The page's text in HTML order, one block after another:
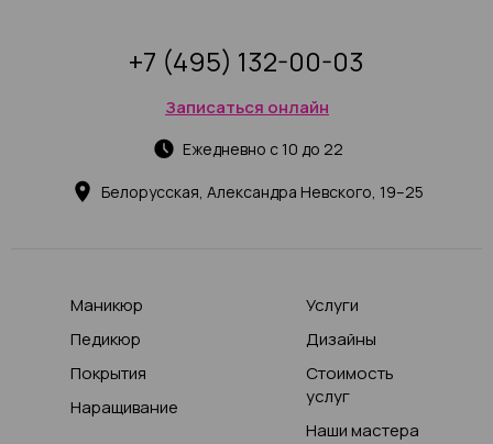
Белорусская, Александра Невского, 19–25
Ежедневно с 10 до 22
Записаться онлайн
+7 (495) 132-00-03
Маникюр
Педикюр
Покрытия
Наращивание
Услуги
Дизайны
Стоимость
услуг
Наши мастера